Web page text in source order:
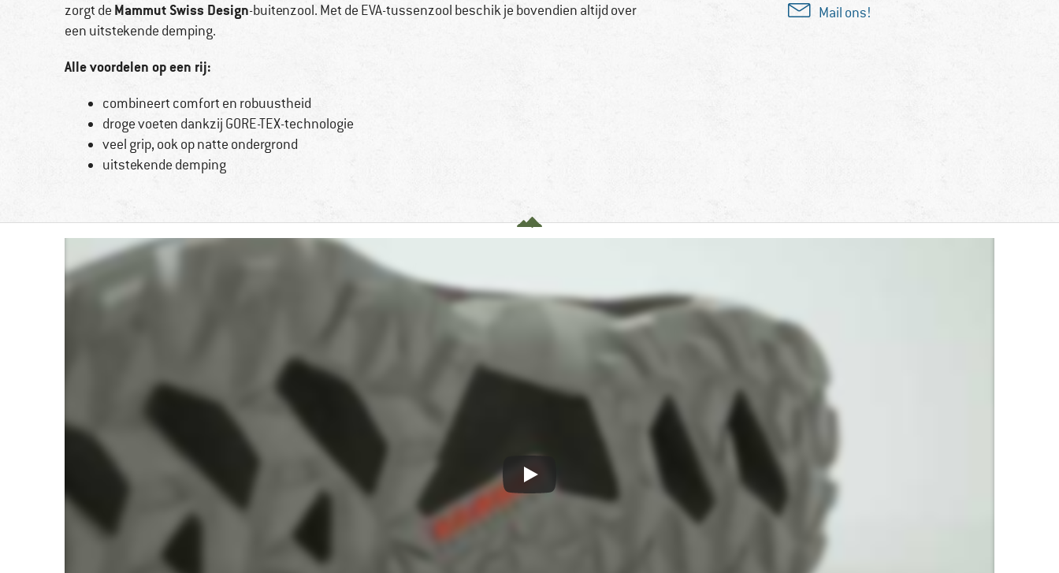
zorgt de Mammut Swiss Design-buitenzool. Met de EVA-tussenzool beschik je bovendien altijd over
een uitstekende demping.
Alle voordelen op een rij:
combineert comfort en robuustheid
droge voeten dankzij GORE-TEX-technologie
veel grip, ook op natte ondergrond
uitstekende demping
Mail ons!